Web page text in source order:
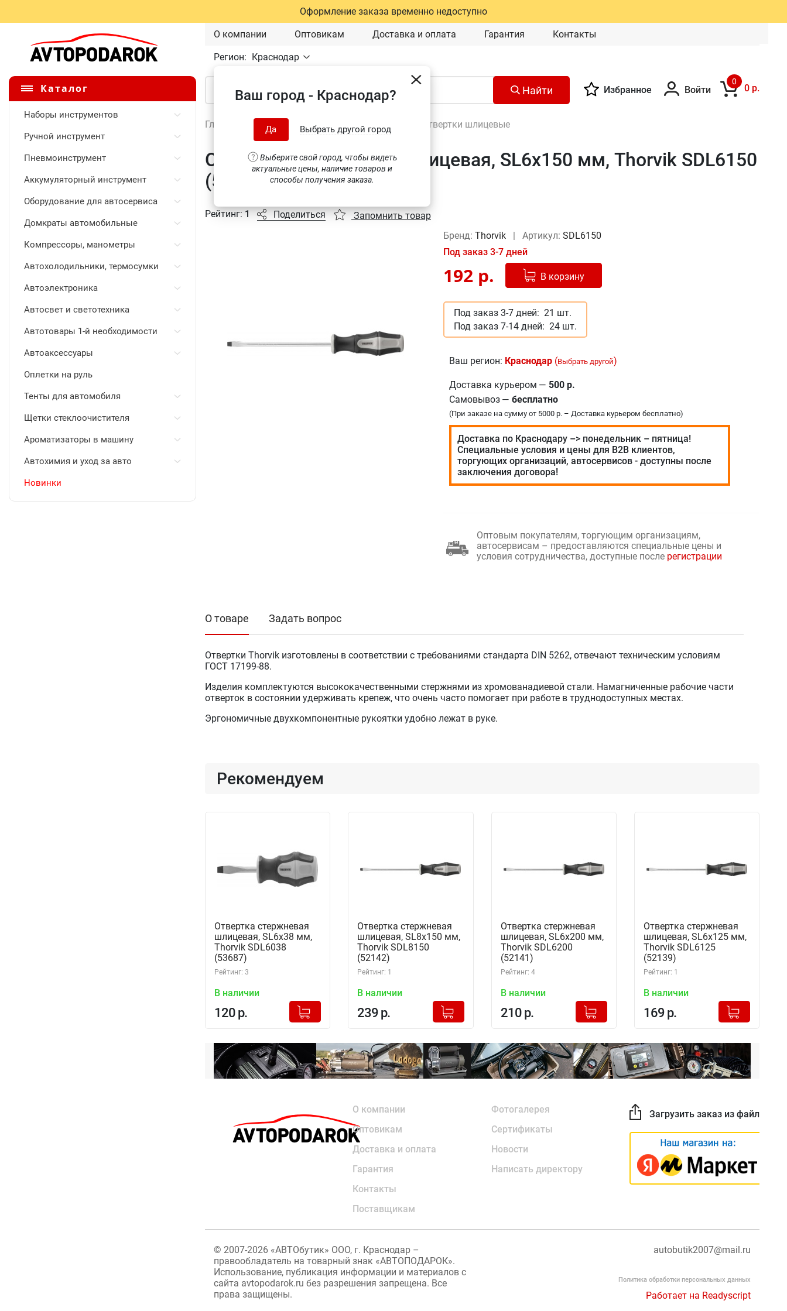
Оформление заказа временно недоступно
О компании Оптовикам Доставка и оплата Гарантия Контакты
Регион: Краснодар
Ваш город - Краснодар?
Да Выбрать другой город
Выберите свой город, чтобы видеть
актуальные цены, наличие товаров и
способы получения заказа.
Каталог
Наборы инструментов
Ручной инструмент
Пневмоинструмент
Аккумуляторный инструмент
Оборудование для автосервиса
Домкраты автомобильные
Компрессоры, манометры
Автохолодильники, термосумки
Автоэлектроника
Автосвет и светотехника
Автотовары 1-й необходимости
Автоаксессуары
Оплетки на руль
Тенты для автомобиля
Щетки стеклоочистителя
Ароматизаторы в машину
Автохимия и уход за авто
Новинки
Найти Избранное Войти
0
0 р.
Главная Ручной инструмент Отвертки Отвертки шлицевые
Отвертка стержневая шлицевая, SL6х150 мм, Thorvik SDL6150
(52140)
Рейтинг:1 Поделиться
Запомнить товар
Бренд: Thorvik |Артикул: SDL6150
Под заказ 3-7 дней
192 р. В корзину+
Добавлено в корзину
Под заказ 3-7 дней: 21 шт.
Под заказ 7-14 дней: 24 шт.
Ваш регион: Краснодар (Выбрать другой)
Доставка курьером — 500 р.
Самовывоз —бесплатно
(При заказе на сумму от 5000 р. – Доставка курьером бесплатно)
Доставка по Краснодару –> понедельник – пятница!
Специальные условия и цены для В2В клиентов,
торгующих организаций, автосервисов - доступны после
заключения договора!
Оптовым покупателям, торгующим организациям,
автосервисам – предоставляются специальные цены и
условия сотрудничества, доступные после регистрации
О товаре Задать вопрос
Отвертки Thorvik изготовлены в соответствии с требованиями стандарта DIN 5262, отвечают техническим условиям
ГОСТ 17199-88.
Изделия комплектуются высококачественными стержнями из хромованадиевой стали. Намагниченные рабочие части
отверток в состоянии удерживать крепеж, что очень часто помогает при работе в труднодоступных местах.
Эргономичные двухкомпонентные рукоятки удобно лежат в руке.
Рекомендуем
Отвертка стержневая
шлицевая, SL6х38 мм,
Thorvik SDL6038
(53687)
Рейтинг: 3
В наличии
120 р.
+
Добавлено в корзину
Отвертка стержневая
шлицевая, SL8х150 мм,
Thorvik SDL8150
(52142)
Рейтинг: 1
В наличии
239 р.
+
Добавлено в корзину
Отвертка стержневая
шлицевая, SL6х200 мм,
Thorvik SDL6200
(52141)
Рейтинг: 4
В наличии
210 р.
+
Добавлено в корзину
Отвертка стержневая
шлицевая, SL6х125 мм,
Thorvik SDL6125
(52139)
Рейтинг: 1
В наличии
169 р.
+
Добавлено в корзину
О компании
Оптовикам
Доставка и оплата
Гарантия
Контакты
Поставщикам
Фотогалерея
Сертификаты
Новости
Написать директору
Загрузить заказ из файла
© 2007-2026 «АВТОбутик» ООО, г. Краснодар –
правообладатель на товарный знак «АВТОПОДАРОК».
Использование, публикация информации и материалов с
сайта avtopodarok.ru без разрешения запрещена. Все
права защищены.
autobutik2007@mail.ru
Политика обработки персональных данных
Работает на Readyscript